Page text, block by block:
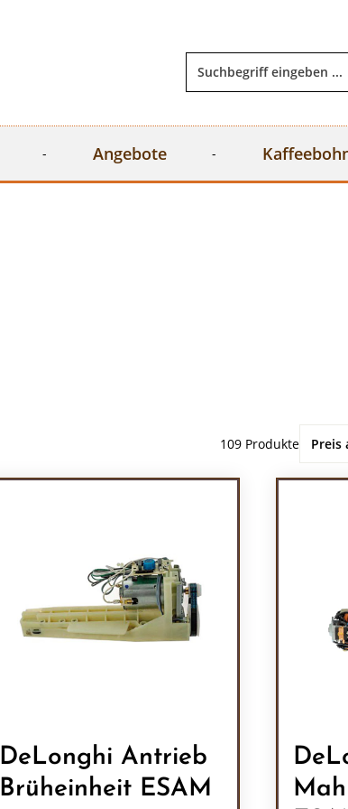
Angebote
109 Produkte
DeLonghi Antrieb
Brüheinheit ESAM